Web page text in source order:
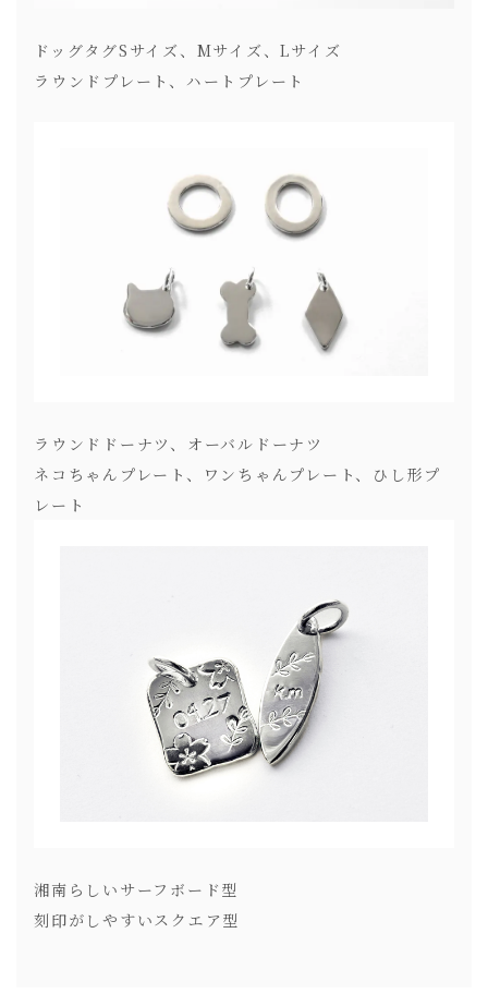
ドッグタグSサイズ、Mサイズ、Lサイズ
ラウンドプレート、ハートプレート
ラウンドドーナツ、オーバルドーナツ
ネコちゃんプレート、ワンちゃんプレート、ひし形プ
レート
湘南らしいサーフボード型
刻印がしやすいスクエア型